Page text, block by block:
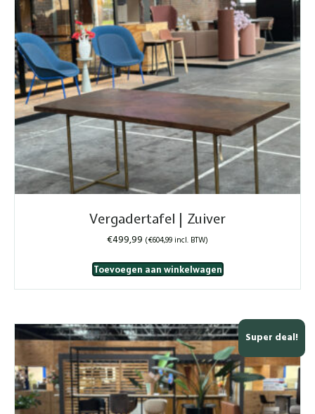
Vergadertafel | Zuiver
€499,99 (€604,99incl. BTW)
Toevoegen aan winkelwagen
Super deal!